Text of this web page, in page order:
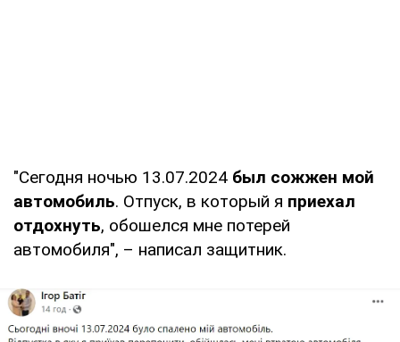
"Сегодня ночью 13.07.2024 был сожжен мой
автомобиль. Отпуск, в который я приехал
отдохнуть, обошелся мне потерей
автомобиля", – написал защитник.